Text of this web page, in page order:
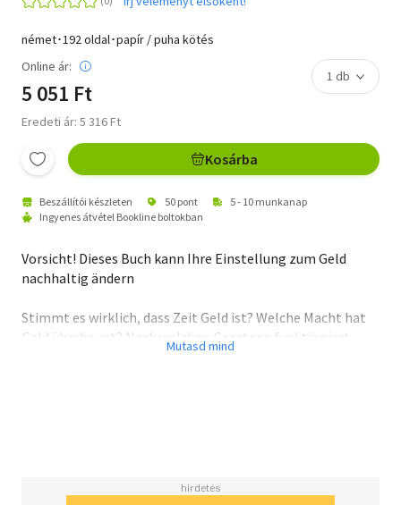
német･192 oldal･papír / puha kötés
Online ár:
5 051 Ft
Eredeti ár: 5 316 Ft
Kosárba
Beszállítói készleten 50 pont
5 - 10 munkanap
Ingyenes átvétel Bookline boltokban
Vorsicht! Dieses Buch kann Ihre Einstellung zum Geld
nachhaltig ändern
Stimmt es wirklich, dass Zeit Geld ist? Welche Macht hat
Geld überhaupt? Nach welchen Gesetzen funktioniert
neues Geld-Bewusstsein - die entscheidende Bedingung,